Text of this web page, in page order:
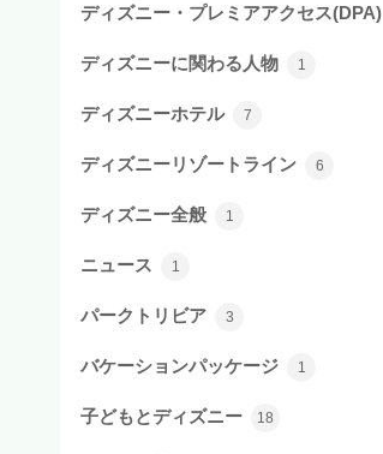
ディズニー・プレミアアクセス(DPA)
ディズニーに関わる人物 1
ディズニーホテル 7
ディズニーリゾートライン 6
ディズニー全般 1
ニュース 1
パークトリビア 3
バケーションパッケージ 1
子どもとディズニー 18